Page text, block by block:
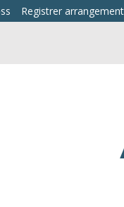
Registrer arrangement